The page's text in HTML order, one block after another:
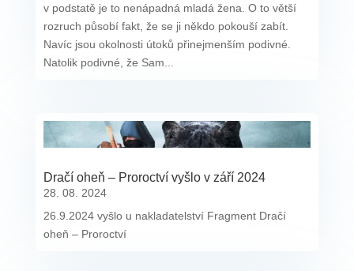
v podstatě je to nenápadná mladá žena. O to větší
rozruch působí fakt, že se ji někdo pokouší zabít.
Navíc jsou okolnosti útoků přinejmenším podivné.
Natolik podivné, že Sam...
Dračí oheň – Proroctví vyšlo v září 2024
28. 08. 2024
26.9.2024 vyšlo u nakladatelství Fragment Dračí
oheň – Proroctví